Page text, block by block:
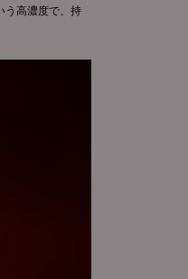
う高濃度で、持